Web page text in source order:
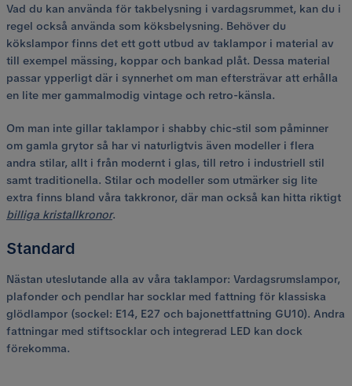
Vad du kan använda för takbelysning i vardagsrummet, kan du i
regel också använda som köksbelysning. Behöver du
kökslampor finns det ett gott utbud av taklampor i material av
till exempel mässing, koppar och bankad plåt. Dessa material
passar ypperligt där i synnerhet om man eftersträvar att erhålla
en lite mer gammalmodig vintage och retro-känsla.
Om man inte gillar taklampor i shabby chic-stil som påminner
om gamla grytor så har vi naturligtvis även modeller i flera
andra stilar, allt i från modernt i glas, till retro i industriell stil
samt traditionella. Stilar och modeller som utmärker sig lite
extra finns bland våra takkronor, där man också kan hitta riktigt
billiga kristallkronor.
Standard
Nästan uteslutande alla av våra taklampor: Vardagsrumslampor,
plafonder och pendlar har socklar med fattning för klassiska
glödlampor (sockel: E14, E27 och bajonettfattning GU10). Andra
fattningar med stiftsocklar och integrerad LED kan dock
förekomma.